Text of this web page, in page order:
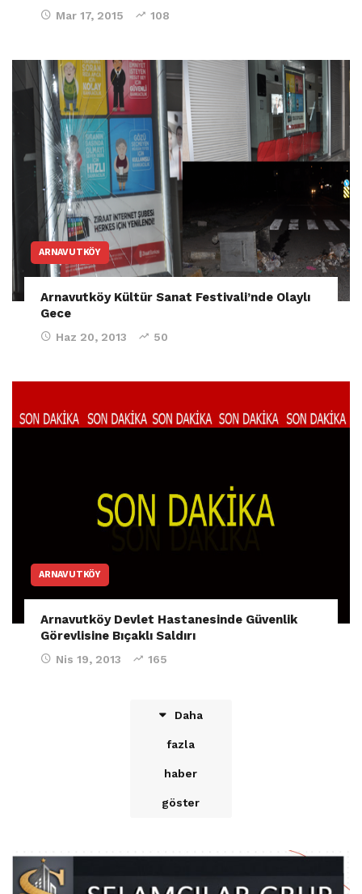
Mar 17, 2015 108
ARNAVUTKÖY
Arnavutköy Kültür Sanat Festivali’nde Olaylı
Gece
Haz 20, 2013 50
ARNAVUTKÖY
Arnavutköy Devlet Hastanesinde Güvenlik
Görevlisine Bıçaklı Saldırı
Nis 19, 2013 165
Daha
fazla
haber
göster